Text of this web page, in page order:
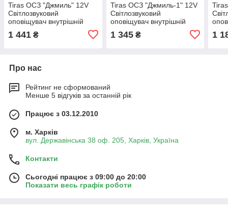
Tiras ОСЗ "Джмиль" 12V
Світлозвуковий
оповіщувач внутрішній
1 441 ₴
Tiras ОСЗ "Джмиль-1" 12V
Світлозвуковий
оповіщувач внутрішній
1 345₴ 1
Про нас
Рейтинг не сформований
Менше 5 відгуків за останній рік
Працює з 03.12.2010
м. Харків
вул. Державінська 38 оф. 205, Харків, Україна
Контакти
Сьогодні працює з 09:00 до 20:00
Показати весь графік роботи